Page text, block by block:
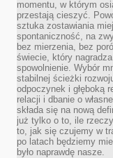
momentu, w którym
przestają cieszyć.
sztuka zostawiania
spontaniczność, na
bez mierzenia, bez
świecie, który
spowolnienie. Wybór
stabilnej ścieżki
odpoczynek i głęboką
relacji i dbanie o
składa się na nową
już tylko o to, ile
to, jak się czujemy w
po latach będziemy
było naprawdę nasze.